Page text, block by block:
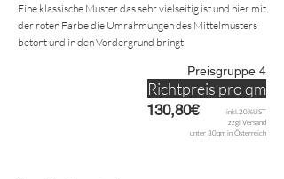
Eine klassische Muster das sehr vielseitig ist und hier mit
der roten Farbe die Umrahmungen des Mittelmusters
betont und in den Vordergrund bringt
Preisgruppe 4
Richtpreis pro qm
130,80€
inkl.20%UST
zzgl Versand
unter 30qm in Österreich